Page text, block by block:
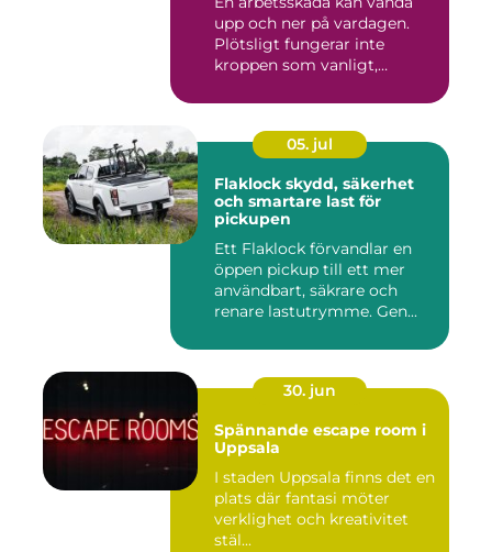
upp och ner på vardagen.
Plötsligt fungerar inte
kroppen som vanligt,
05. jul
Flaklock skydd, säkerhet
och smartare last för
pickupen
Ett Flaklock förvandlar en
öppen pickup till ett mer
användbart, säkrare och
renare lastutrymme. Gen...
30. jun
Spännande escape room i
Uppsala
I staden Uppsala finns det en
plats där fantasi möter
verklighet och kreativitet
stäl...